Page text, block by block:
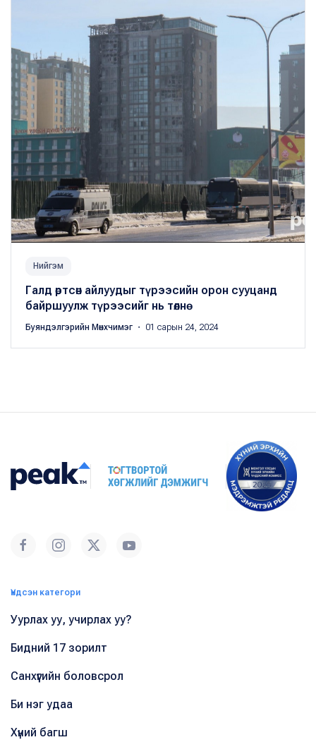
Нийгэм
Галд өртсөн айлуудыг түрээсийн орон сууцанд
байршуулж түрээсийг нь төлнө
Буяндэлгэрийн Мөнхчимэг ・ 01 сарын 24, 2024
Үндсэн категори
Уурлах уу, учирлах уу?
Бидний 17 зорилт
Санхүүгийн боловсрол
Би нэг удаа
Хүний багш